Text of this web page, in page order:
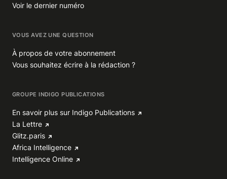
Voir le dernier numéro
VOUS AVEZ UNE QUESTION
À propos de votre abonnement
Vous souhaitez écrire à la rédaction ?
GROUPE INDIGO PUBLICATIONS
En savoir plus sur Indigo Publications
La Lettre
Glitz.paris
Africa Intelligence
Intelligence Online